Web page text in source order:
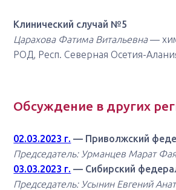
Клинический случай №5
Царахова Фатима Витальевна—
РОД, Респ. Северная Осетия-
Обсуждение в других
02.03.2023 г. — Приволжский
Председатель: Урманцев Марат
03.03.2023 г. — Сибирский
Председатель: Усынин Евгений